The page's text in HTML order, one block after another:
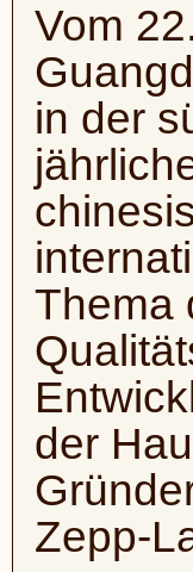
Vom
in der
Thema
der
Zepp-